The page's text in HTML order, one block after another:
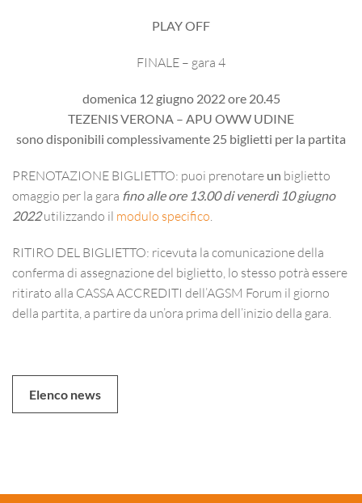
PLAY OFF
FINALE – gara 4
domenica 12 giugno 2022 ore 20.45
TEZENIS VERONA – APU OWW UDINE
sono disponibili complessivamente 25 biglietti per la partita
PRENOTAZIONE BIGLIETTO: puoi prenotare un biglietto
omaggio per la gara fino alle ore 13.00 di venerdì 10 giugno
2022 utilizzando il modulo specifico
RITIRO DEL BIGLIETTO: ricevuta la comunicazione della
conferma di assegnazione del biglietto, lo stesso potrà essere
ritirato alla CASSA ACCREDITI dell’AGSM Forum il giorno
della partita, a partire da un’ora prima dell’inizio della gara.
Elenco news